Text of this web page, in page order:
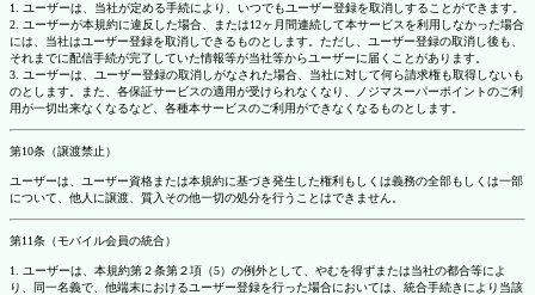
1. ユーザーは、当社が定める手続により、いつでもユーザー登録を取消しすることができます。
2. ユーザーが本規約に違反した場合、または12ヶ月間連続して本サービスを利用しなかった場合
には、当社はユーザー登録を取消しできるものとします。ただし、ユーザー登録の取消し後も、
それまでに配信手続が完了していた情報等が当社等からユーザーに届くことがあります。
3. ユーザーは、ユーザー登録の取消しがなされた場合、当社に対して何ら請求権も取得しないも
のとします。また、各保証サービスの適用が受けられなくなり、ノジマスーパーポイントのご利
用が一切出来なくなるなど、各種本サービスのご利用ができなくなるものとします。
第10条（譲渡禁止）
ユーザーは、ユーザー資格または本規約に基づき発生した権利もしくは義務の全部もしくは一部
について、他人に譲渡、質入その他一切の処分を行うことはできません。
第11条（モバイル会員の統合）
1. ユーザーは、本規約第２条第２項（5）の例外として、やむを得ずまたは当社の都合等によ
り、同一名義で、他端末におけるユーザー登録を行った場合においては、統合手続きにより当該